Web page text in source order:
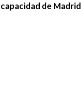
de Madrid